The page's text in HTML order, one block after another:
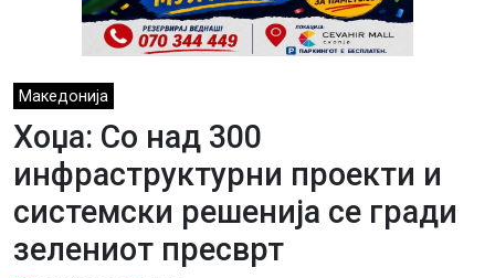
Македонија
Хоџа: Со над 300
инфраструктурни проекти и
системски решенија се гради
зелениот пресврт